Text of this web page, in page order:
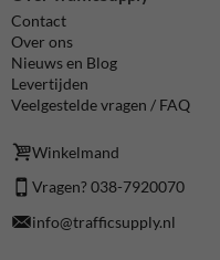
Contact
Over ons
Nieuws en Blog
Levertijden
Veelgestelde vragen / FAQ
Winkelmand
Vragen? 038-7920070
info@trafficsupply.nl